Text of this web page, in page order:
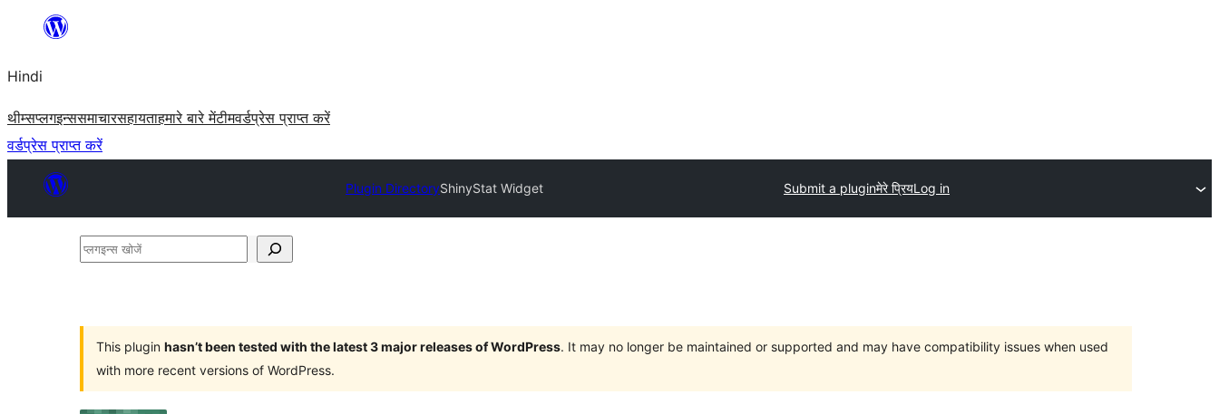
सामग्री
जाएं
Hindi
थीम्सप्लगइन्ससमाचारसहायताहमारे बारे मेंटीमवर्डप्रेस प्राप्त करें
वर्डप्रेस प्राप्त करें
Plugin DirectoryShinyStat Widget Submit a pluginमेरे प्रियLog in
प्लगइन्स
This plugin hasn’t been tested with the latest 3 major releases of WordPress. It may no longer be maintained or supported and may have compatibility issues when used
with more recent versions of WordPress.